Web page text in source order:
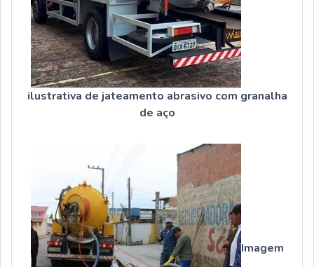
ilustrativa de jateamento abrasivo com granalha
de aço
Imagem